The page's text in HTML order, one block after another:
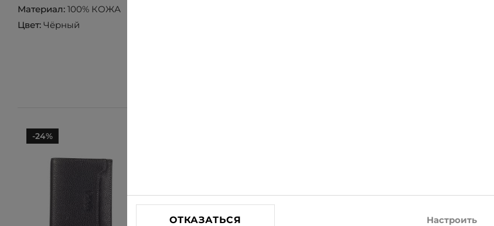
Материал: 100% КОЖА
Цвет: Чёрный
-24%
ОТКАЗАТЬСЯ Настроить